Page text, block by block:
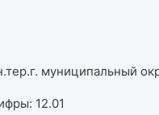
муниципальный
12.01